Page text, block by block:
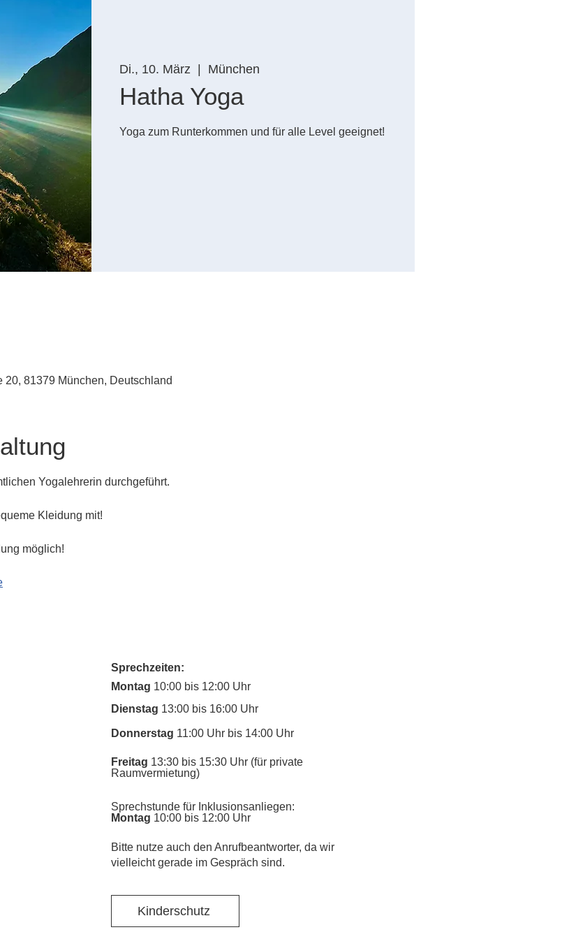
Di., 10. März München
Hatha Yoga
Yoga zum Runterkommen und für alle Level geeignet!
81379 München, Deutschland
Yogalehrerin durchgeführt.
Kleidung mit!
möglich!
Sprechzeiten:
Montag 10:00 bis 12:00 Uhr
Dienstag 13:00 bis 16:00 Uhr
Donnerstag 11:00 Uhr bis 14:00 Uhr
Freitag 13:30 bis 15:30 Uhr (für private
Raumvermietung)
Sprechstunde für Inklusionsanliegen:
Montag 10:00 bis 12:00 Uhr
​Bitte nutze auch den Anrufbeantworter, da wir
vielleicht gerade im Gespräch sind.
Kinderschutz